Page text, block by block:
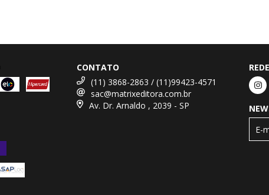
CONTATO
(11) 3868-2863 / (11)99423-4571
sac@matrixeditora.com.br
Av. Dr. Arnaldo , 2039 - SP